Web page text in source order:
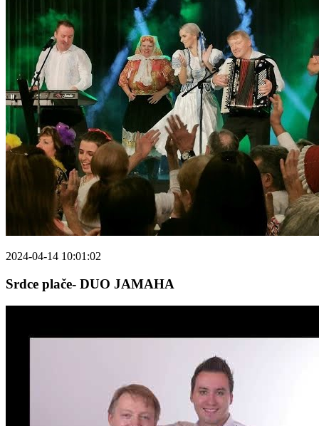
2024-04-14 10:01:02
Srdce plače- DUO JAMAHA